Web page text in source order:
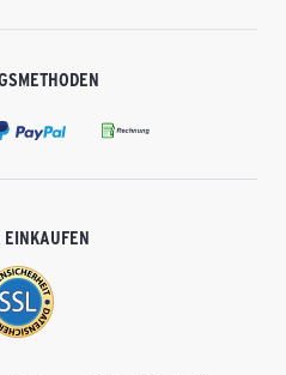
EINKAUFEN